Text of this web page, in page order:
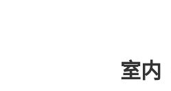
室内